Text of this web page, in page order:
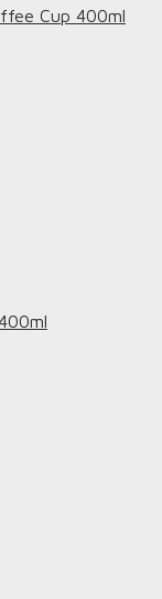
Cup 400ml